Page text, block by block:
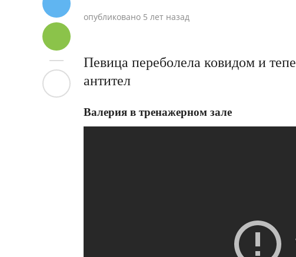
опубликовано 5 лет назад
Певица переболела ковидом и
антител
Валерия в тренажерном зале